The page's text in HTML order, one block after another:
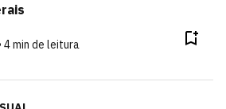
4 min de leitura